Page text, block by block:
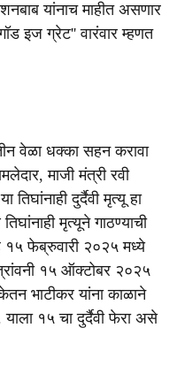
यांनाच माहीत असणार
इज ग्रेट'' वारंवार म्हणत
वेळा धक्का सहन करावा
माजी मंत्री रवी
दुर्दैवी मृत्यू हा
मृत्यूने गाठण्याची
१५ फेब्रुवारी २०२५ मध्ये
१५ ऑक्टोबर २०२५
भाटीकर यांना काळाने
१५ चा दुर्दैवी फेरा असे